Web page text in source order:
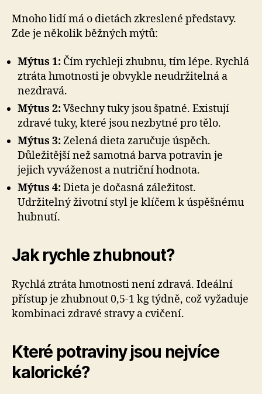
Mnoho lidí má o dietách zkreslené představy.
Zde je několik běžných mýtů:
Mýtus 1: Čím rychleji zhubnu, tím lépe. Rychlá
ztráta hmotnosti je obvykle neudržitelná a
nezdravá.
Mýtus 2:Všechny tuky jsou špatné. Existují
zdravé tuky, které jsou nezbytné pro tělo.
Mýtus 3:Zelená dieta zaručuje úspěch.
Důležitější než samotná barva potravin je
jejich vyváženost a nutriční hodnota.
Mýtus 4:Dieta je dočasná záležitost.
Udržitelný životní styl je klíčem k úspěšnému
hubnutí.
Jak rychle zhubnout?
Rychlá ztráta hmotnosti není zdravá. Ideální
přístup je zhubnout 0,5-1 kg týdně, což vyžaduje
kombinaci zdravé stravy a cvičení.
Které potraviny jsou nejvíce
kalorické?